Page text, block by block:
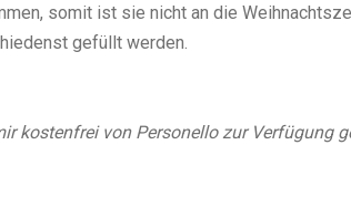
somit ist sie nicht an die
gefüllt werden.
kostenfrei von Personello zur Verfügung